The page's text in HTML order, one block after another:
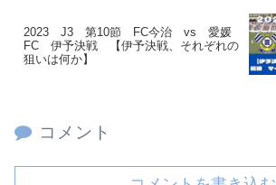
2023 J3 第10節 FC今治 vs 愛媛
FC 伊予決戦 【伊予決戦、それぞれの
狙いは何か】
コメント